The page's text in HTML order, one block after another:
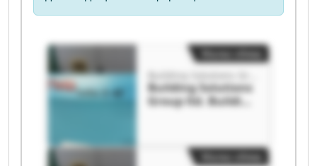
Building Solutions
Group ltd. Building
Solutions Group